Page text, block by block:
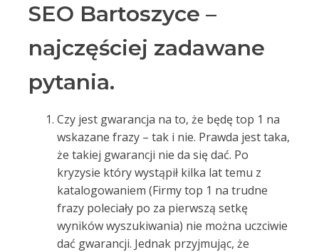
SEO Bartoszyce –
najczęściej zadawane
pytania.
Czy jest gwarancja na to, że będę top 1 na
wskazane frazy – tak i nie. Prawda jest taka,
że takiej gwarancji nie da się dać. Po
kryzysie który wystąpił kilka lat temu z
katalogowaniem (Firmy top 1 na trudne
frazy poleciały po za pierwszą setkę
wyników wyszukiwania) nie można uczciwie
dać gwarancji. Jednak przyjmując, że